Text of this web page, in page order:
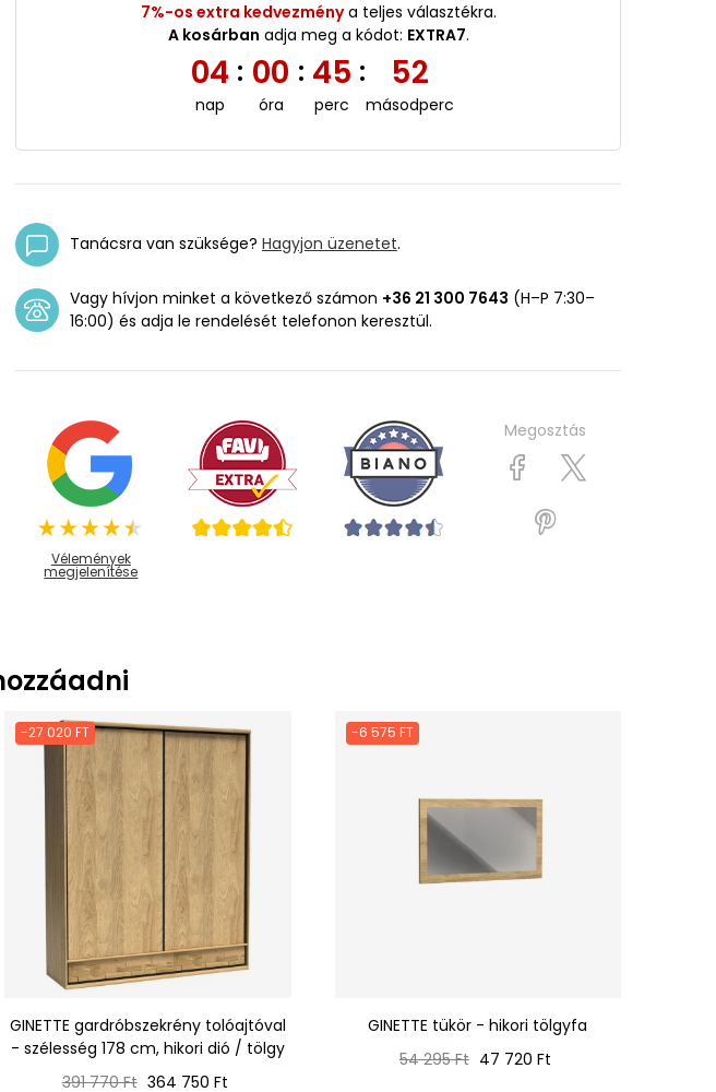
7%-os extra kedvezménya teljes választékra.
A kosárban adja meg a kódot: EXTRA7.
04
nap
: 00
óra
: 45
perc
: 51
másodperc
Tanácsra van szüksége? Hagyjon üzenetet.
Vagy hívjon minket a következő számon +36 21 300 7643 (H–P 7:30–
16:00) és adja le rendelését telefonon keresztül.
Vélemények
megjelenítése
Megosztás
-27 020 FT
GINETTE gardróbszekrény tolóajtóval
- szélesség 178 cm, hikori dió / tölgy
Normál
391 770 Ft Ár
364 750 Ft
-6 575 FT
GINETTE tükör - hikori tölgyfa
Normál
54 295 Ft Ár
47 720 Ft